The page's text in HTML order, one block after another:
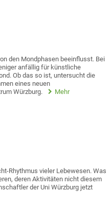
den Mondphasen beeinflusst. Bei
anfällig für künstliche
Ob das so ist, untersucht die
eines neuen
Würzburg.
Mehr
Rhythmus vieler Lebewesen. Was
deren Aktivitäten nicht diesem
der Uni Würzburg jetzt